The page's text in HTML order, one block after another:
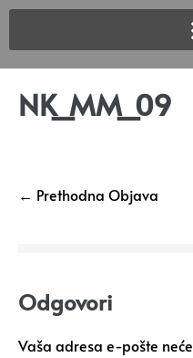
NK_MM_09
← Prethodna Objava
Odgovori
Vaša adresa e-pošte